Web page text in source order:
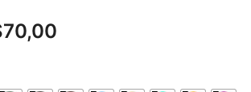
70,00